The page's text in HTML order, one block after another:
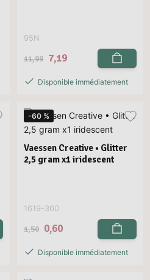
95N
11,99 7,19
Disponible immédiatement
-60 %
Vaessen Creative • Glitter
2,5 gram x1 iridescent
1619-360
1,50 0,60
Disponible immédiatement